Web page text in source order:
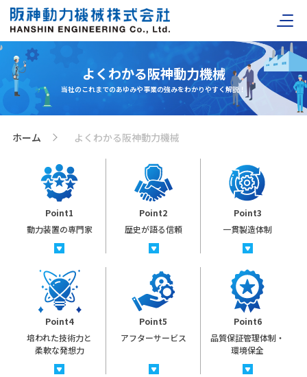
よくわかる阪神動力機械
当社のこれまでのあゆみや事業の強みをわかりやすく解説！
ホーム よくわかる阪神動力機械
Point1
動力装置の専門家
Point2
歴史が語る信頼
Point3
一貫製造体制
Point4
培われた技術力と
柔軟な発想力
Point5
アフターサービス
Point6
品質保証管理体制・
環境保全